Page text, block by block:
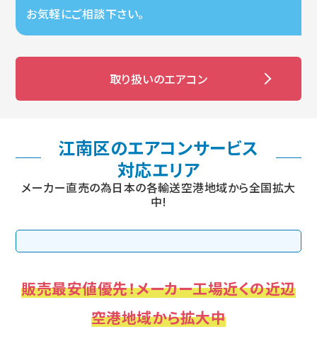
お気軽にご相談下さい。
取り扱いのエアコン
江南区のエアコンサービス
対応エリア
メーカー直売の為日本の各輸送空港地域から全国拡大
中!
販売最安値優先！メーカー工場近くの近辺
空港地域から拡大中